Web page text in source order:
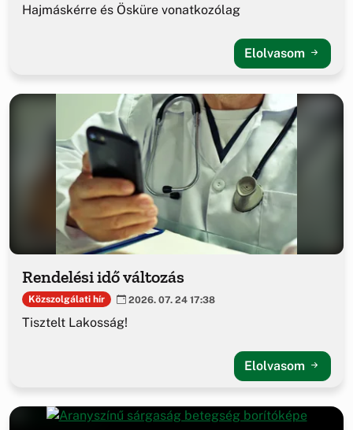
Hajmáskérre és Ösküre vonatkozólag
Elolvasom
Rendelési idő változás
Közszolgálati hír 2026. 07. 24 17:38
Tisztelt Lakosság!
Elolvasom